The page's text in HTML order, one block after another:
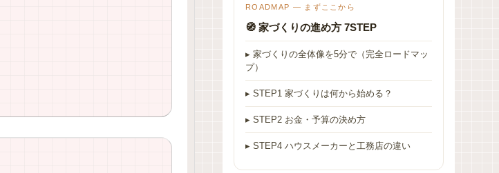
ROADMAP — まずここから
🧭 家づくりの進め方 7STEP
▸ 家づくりの全体像を5分で（完全ロードマッ
プ）
▸ STEP1 家づくりは何から始める？
▸ STEP2 お金・予算の決め方
▸ STEP4 ハウスメーカーと工務店の違い